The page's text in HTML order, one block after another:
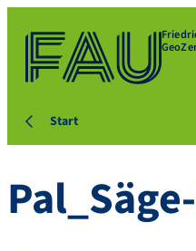
Start